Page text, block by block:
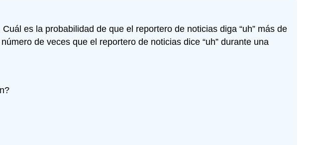
es la probabilidad de que el reportero de noticias diga “uh” más de
de veces que el reportero de noticias dice “uh” durante una